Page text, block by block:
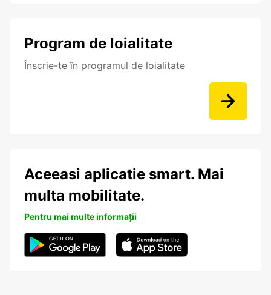
Program de loialitate
Înscrie-te în programul de loialitate
Aceeasi aplicatie smart. Mai
multa mobilitate.
Pentru mai multe informații